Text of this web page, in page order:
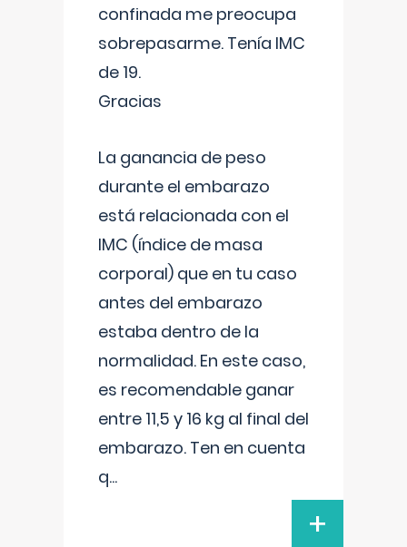
confinada me preocupa
sobrepasarme. Tenía IMC
de 19.
Gracias
La ganancia de peso
durante el embarazo
está relacionada con el
IMC (índice de masa
corporal) que en tu caso
antes del embarazo
estaba dentro de la
normalidad. En este caso,
es recomendable ganar
entre 11,5 y 16 kg al final del
embarazo. Ten en cuenta
q...
+